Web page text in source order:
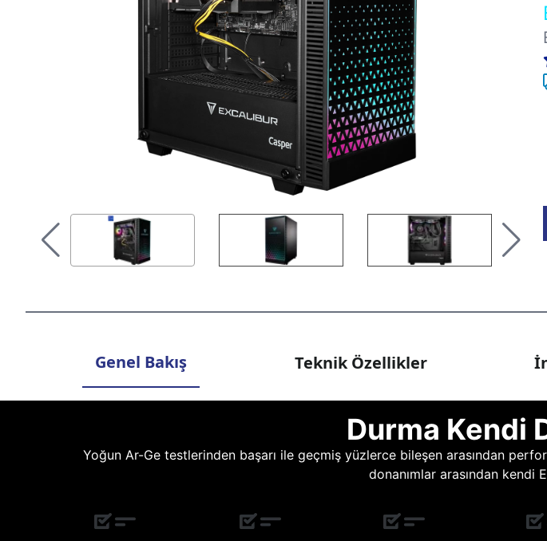
Genel Bakış Teknik Özellikler
Durma Kendi
Yoğun Ar-Ge testlerinden başarı ile geçmiş yüzlerce bileşen arasından
donanımlar arasından kendi